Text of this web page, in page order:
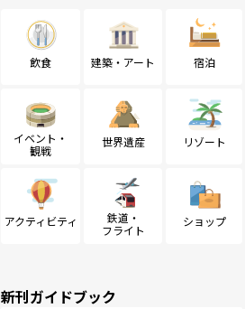
飲食 建築・アート 宿泊
イベント・
観戦
世界遺産 リゾート
アクティビティ
鉄道・
フライト
ショップ
新刊ガイドブック